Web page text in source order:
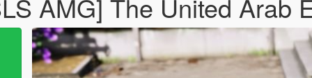
AMG] The United Arab